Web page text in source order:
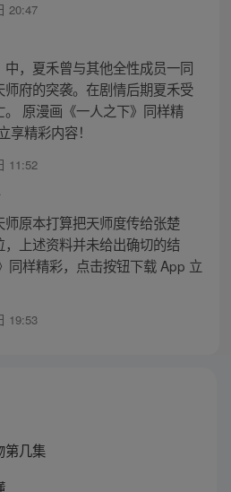
20:47
，夏禾曾与其他全性成员一同
府的突袭。在剧情后期夏禾受
原漫画《一人之下》同样精
精彩内容！
11:52
原本打算把天师度传给张楚
上述资料并未给出确切的结
同样精彩，点击按钮下载 App 立
19:53
第几集